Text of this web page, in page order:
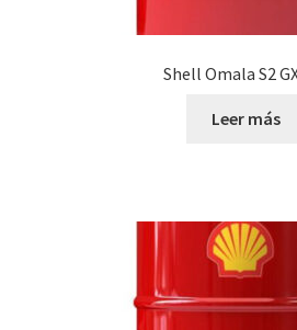
Shell Omala S2
Leer más